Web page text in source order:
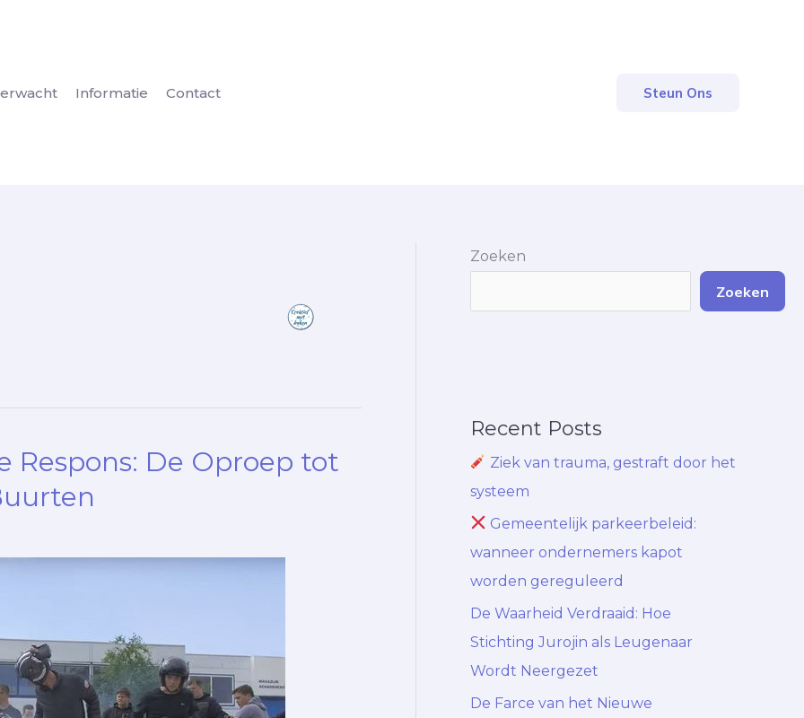
Informatie Contact Steun Ons
Respons: De Oproep tot
Zoeken
Zoeken
Recent Posts
Ziek van trauma, gestraft door het
systeem
Gemeentelijk parkeerbeleid:
wanneer ondernemers kapot
worden gereguleerd
De Waarheid Verdraaid: Hoe
Stichting Jurojin als Leugenaar
Wordt Neergezet
De Farce van het Nieuwe